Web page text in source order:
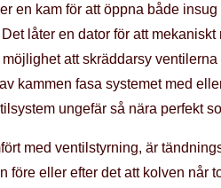
en kam för att öppna både
låter en dator för att
att skräddarsy
kammen fasa systemet med
ungefär så nära perfekt
med ventilstyrning, är
före eller efter det att kolven når